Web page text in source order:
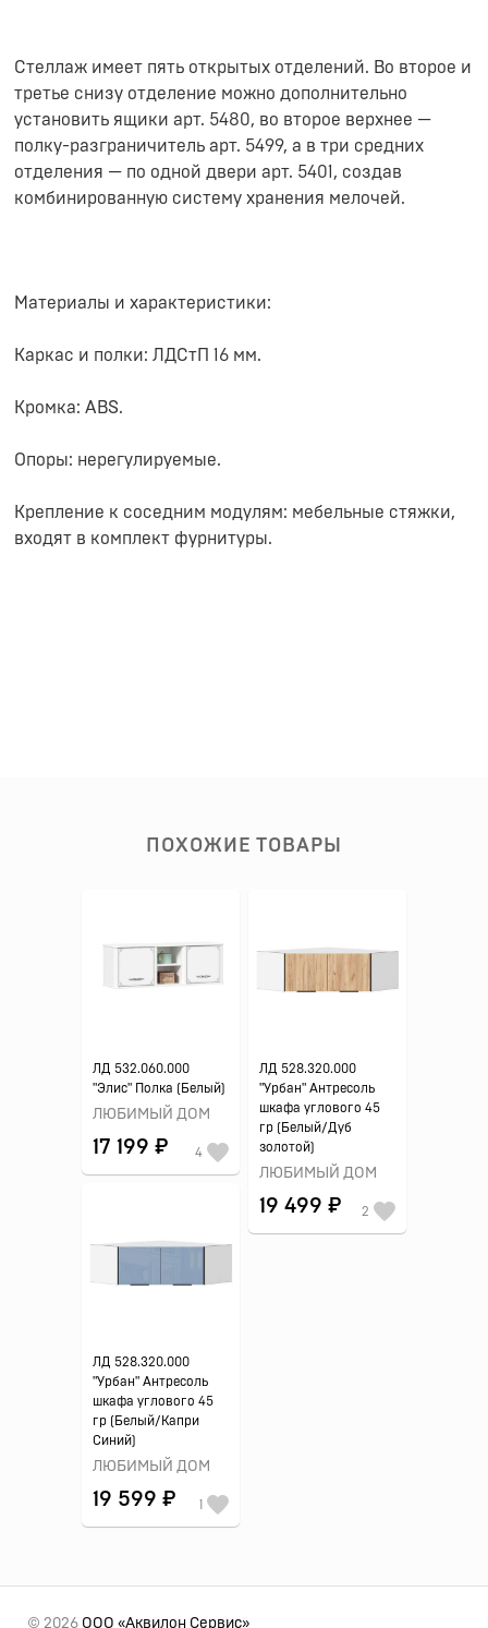
Стеллаж имеет пять открытых отделений. Во второе и
третье снизу отделение можно дополнительно
установить ящики арт. 5480, во второе верхнее —
полку-разграничитель арт. 5499, а в три средних
отделения — по одной двери арт. 5401, создав
комбинированную систему хранения мелочей.
Материалы и характеристики:
Каркас и полки: ЛДСтП 16 мм.
Кромка: ABS.
Опоры: нерегулируемые.
Крепление к соседним модулям: мебельные стяжки,
входят в комплект фурнитуры.
ПОХОЖИЕ ТОВАРЫ
ЛД 532.060.000
"Элис" Полка (Белый)
ЛЮБИМЫЙ ДОМ
17 199 ₽ 4
ЛД 528.320.000
"Урбан" Антресоль
шкафа углового 45
гр (Белый/Дуб
золотой)
ЛЮБИМЫЙ ДОМ
19 499 ₽ 2
ЛД 528.320.000
"Урбан" Антресоль
шкафа углового 45
гр (Белый/Капри
Синий)
ЛЮБИМЫЙ ДОМ
19 599 ₽ 1
© 2026 ООО «Аквилон Сервис»